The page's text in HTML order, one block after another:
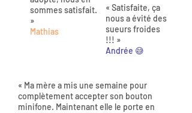
sommes satisfait.
»
Mathias
« Satisfaite, ça
nous a évité des
sueurs froides
!!! »
Andrée 😅
« Ma mère a mis une semaine pour
complètement accepter son bouton
minifone. Maintenant elle le porte en